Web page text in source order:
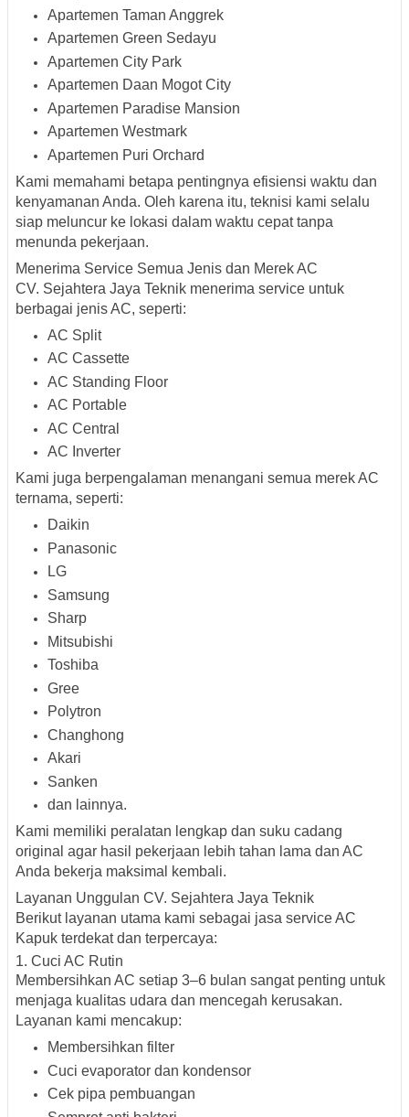
Apartemen Taman Anggrek
Apartemen Green Sedayu
Apartemen City Park
Apartemen Daan Mogot City
Apartemen Paradise Mansion
Apartemen Westmark
Apartemen Puri Orchard
Kami memahami betapa pentingnya efisiensi waktu dan
kenyamanan Anda. Oleh karena itu, teknisi kami selalu
siap meluncur ke lokasi dalam waktu cepat tanpa
menunda pekerjaan.
Menerima Service Semua Jenis dan Merek AC
CV. Sejahtera Jaya Teknik menerima service untuk
berbagai jenis AC, seperti:
AC Split
AC Cassette
AC Standing Floor
AC Portable
AC Central
AC Inverter
Kami juga berpengalaman menangani semua merek AC
ternama, seperti:
Daikin
Panasonic
LG
Samsung
Sharp
Mitsubishi
Toshiba
Gree
Polytron
Changhong
Akari
Sanken
dan lainnya.
Kami memiliki peralatan lengkap dan suku cadang
original agar hasil pekerjaan lebih tahan lama dan AC
Anda bekerja maksimal kembali.
Layanan Unggulan CV. Sejahtera Jaya Teknik
Berikut layanan utama kami sebagai jasa service AC
Kapuk terdekat dan terpercaya:
1. Cuci AC Rutin
Membersihkan AC setiap 3–6 bulan sangat penting untuk
menjaga kualitas udara dan mencegah kerusakan.
Layanan kami mencakup:
Membersihkan filter
Cuci evaporator dan kondensor
Cek pipa pembuangan